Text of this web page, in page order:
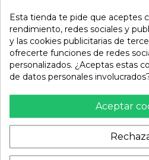
Harina de coco BIO
(BIOASIA) 250g
Esta tienda te pide que aceptes
rendimiento, redes sociales y
y las cookies publicitarias de
ofrecerte funciones de redes
personalizados. ¿Aceptas estas
de datos personales
Aceptar